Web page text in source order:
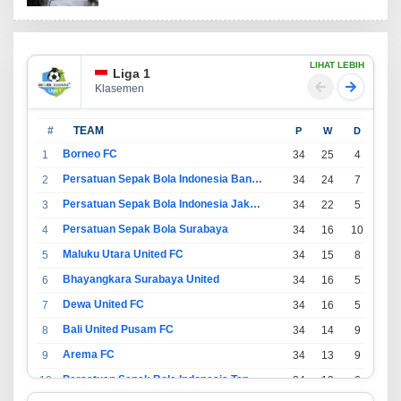
Liga 1
Klasemen
LIHAT LEBIH
# TEAM P W D
1 Borneo FC 34 25 4
2
Persatuan Sepak Bola Indonesia Bandung 34 24 7
3
Persatuan Sepak Bola Indonesia Jakarta 34 22 5
4
Persatuan Sepak Bola Surabaya 34 16 10
5
Maluku Utara United FC 34 15 8
6
Bhayangkara Surabaya United 34 16 5
7
Dewa United FC 34 16 5
8
Bali United Pusam FC 34 14 9
9
Arema FC 34 13 9
10
Persatuan Sepak Bola Indonesia Tangerang 34 13 6